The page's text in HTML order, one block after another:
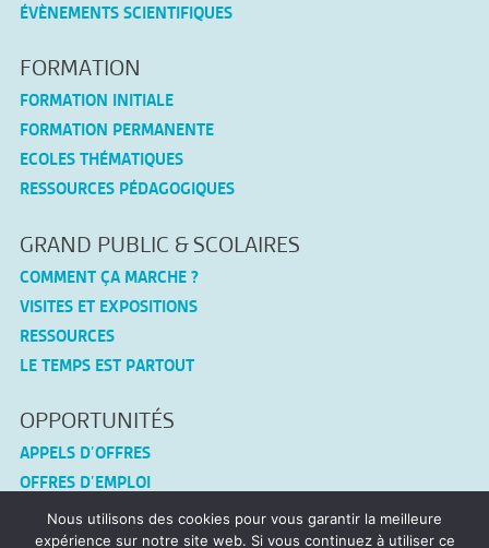
ÉVÈNEMENTS SCIENTIFIQUES
FORMATION
FORMATION INITIALE
FORMATION PERMANENTE
ECOLES THÉMATIQUES
RESSOURCES PÉDAGOGIQUES
GRAND PUBLIC & SCOLAIRES
COMMENT ÇA MARCHE ?
VISITES ET EXPOSITIONS
RESSOURCES
LE TEMPS EST PARTOUT
OPPORTUNITÉS
APPELS D’OFFRES
OFFRES D’EMPLOI
CONNEX-TF
Nous utilisons des cookies pour vous garantir la meilleure
expérience sur notre site web. Si vous continuez à utiliser ce